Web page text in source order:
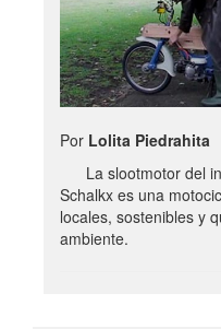
Por Lolita Piedrahita
La slootmotor del
Schalkx es una
locales, sostenibles y
ambiente.